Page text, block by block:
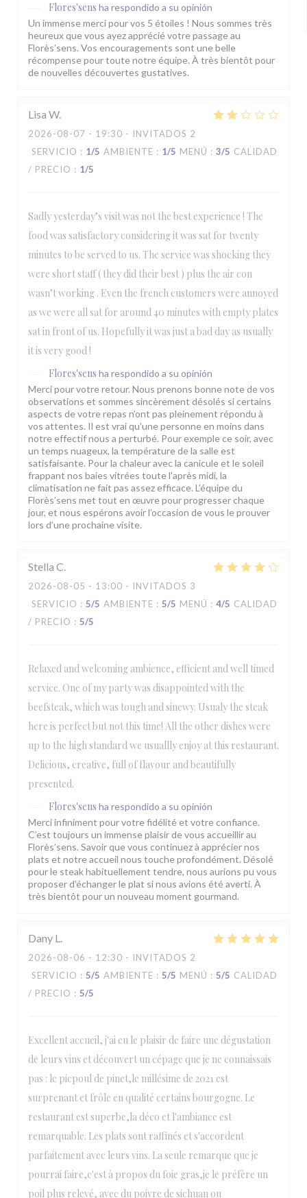
Flores'sens ha respondido a su opinión
Un immense merci pour vos 5 étoiles ! Nous sommes très
heureux que vous ayez apprécié votre passage au
Florès’sens. Vos encouragements sont une belle
récompense pour toute notre équipe. À très bientôt pour
de nouvelles découvertes gustatives.
Lisa W
2026-08-07 - 19:30 - INVITADOS 2
SERVICIO : 1/5 AMBIENTE : 1/5 MENÚ : 3/5 CALIDAD
/ PRECIO : 1/5
Sadly yesterday’s visit was not the best experience ! The
food was satisfactory considering it was sat for twenty
minutes to be served to us. The service was shocking they
were short staff ( they did their best ) plus the air con
wasn’t working . Even the french customers were annoyed
as we were all sat for around 40 minutes with empty plates
sat in front of us. Hopefully it was just a bad day as usually
it is very good !
Flores'sens ha respondido a su opinión
Merci pour votre retour. Nous prenons bonne note de vos
observations et sommes sincèrement désolés si certains
aspects de votre repas n’ont pas pleinement répondu à
vos attentes. Il est vrai qu'une personne en moins dans
notre effectif nous a perturbé. Pour exemple ce soir, avec
un temps nuageux, la température de la salle est
satisfaisante. Pour la chaleur avec la canicule et le soleil
frappant nos baies vitrées toute l'après midi, la
climatisation ne fait pas assez efficace. L’équipe du
Florès’sens met tout en œuvre pour progresser chaque
jour, et nous espérons avoir l’occasion de vous le prouver
lors d’une prochaine visite.
Stella C
2026-08-05 - 13:00 - INVITADOS 3
SERVICIO : 5/5 AMBIENTE : 5/5 MENÚ : 4/5 CALIDAD
/ PRECIO : 5/5
Relaxed and welcoming ambience, efficient and well timed
service. One of my party was disappointed with the
beefsteak, which was tough and sinewy. Usualy the steak
here is perfect but not this time! All the other dishes were
up to the high standard we usuallly enjoy at this restaurant.
Delicious, creative, full of flavour and beautifully
presented.
Flores'sens ha respondido a su opinión
Merci infiniment pour votre fidélité et votre confiance.
C’est toujours un immense plaisir de vous accueillir au
Florès’sens. Savoir que vous continuez à apprécier nos
plats et notre accueil nous touche profondément. Désolé
pour le steak habituellement tendre, nous aurions pu vous
proposer d'échanger le plat si nous avions été averti. À
très bientôt pour un nouveau moment gourmand.
Dany L
2026-08-06 - 12:30 - INVITADOS 2
SERVICIO : 5/5 AMBIENTE : 5/5 MENÚ : 5/5 CALIDAD
/ PRECIO : 5/5
Excellent accueil, j'ai eu le plaisir de faire une dégustation
de leurs vins et découvert un cépage que je ne connaissais
pas : le picpoul de pinet,le millésime de 2021 est
surprenant et frôle en qualité certains bourgogne. Le
restaurant est superbe,la déco et l'ambiance est
remarquable. Les plats sont raffinés et s'accordent
parfaitement avec leurs vins. La seule remarque que je
pourrai faire,c'est à propos du foie gras,je le préfère un
poil plus relevé, avec du poivre de sichuan ou